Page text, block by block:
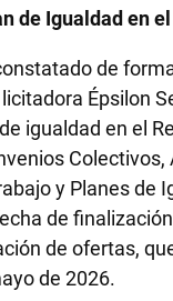
de Igualdad en el
de
Épsilon
igualdad en el
Colectivos,
y Planes de
de
de ofertas,
de 2026.